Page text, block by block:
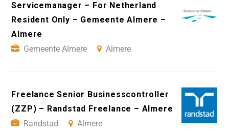
Servicemanager – For Netherland
Resident Only – Gemeente Almere –
Almere
Gemeente Almere
Almere
Freelance Senior Businesscontroller
(ZZP) – Randstad Freelance – Almere
Randstad
Almere